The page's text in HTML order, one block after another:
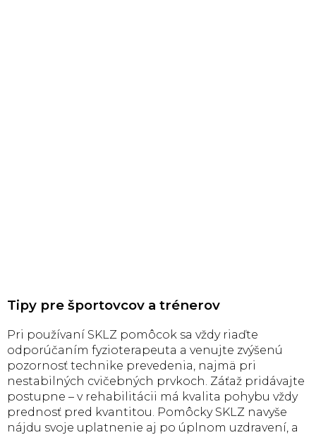
Tipy pre športovcov a trénerov
Pri používaní SKLZ pomôcok sa vždy riaďte
odporúčaním fyzioterapeuta a venujte zvýšenú
pozornosť technike prevedenia, najmä pri
nestabilných cvičebných prvkoch. Záťaž pridávajte
postupne – v rehabilitácii má kvalita pohybu vždy
prednosť pred kvantitou. Pomôcky SKLZ navyše
nájdu svoje uplatnenie aj po úplnom uzdravení, a